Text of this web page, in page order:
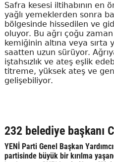
Safra kesesi iltihabının en
yağlı yemeklerden sonra
bölgesinde hissedilen ve
oluyor. Bu ağrı çoğu
kemiğinin altına veya sırta
saatten uzun sürüyor.
iştahsızlık ve ateş eşlik
titreme, yüksek ateş ve
gelişebiliyor.
232 belediye başkanı
YENİ Parti Genel Başkan
partisinde büyük bir kırılma